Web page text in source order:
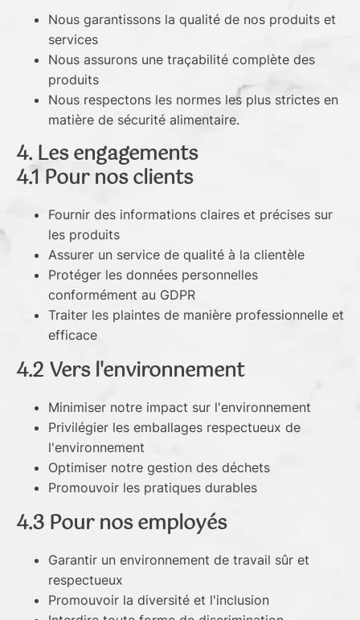
Nous garantissons la qualité de nos produits et
services
Nous assurons une traçabilité complète des
produits
Nous respectons les normes les plus strictes en
matière de sécurité alimentaire.
4. Les engagements
4.1 Pour nos clients
Fournir des informations claires et précises sur
les produits
Assurer un service de qualité à la clientèle
Protéger les données personnelles
conformément au GDPR
Traiter les plaintes de manière professionnelle et
efficace
4.2 Vers l'environnement
Minimiser notre impact sur l'environnement
Privilégier les emballages respectueux de
l'environnement
Optimiser notre gestion des déchets
Promouvoir les pratiques durables
4.3 Pour nos employés
Garantir un environnement de travail sûr et
respectueux
Promouvoir la diversité et l'inclusion